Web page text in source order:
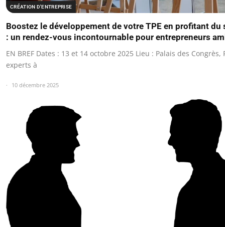
CRÉATION D'ENTREPRISE
Boostez le développement de votre TPE en profitant du
: un rendez-vous incontournable pour entrepreneurs
EN BREF Dates : 13 et 14 octobre 2025 Lieu : Palais des Congrès,
experts à
10 décembre 2025